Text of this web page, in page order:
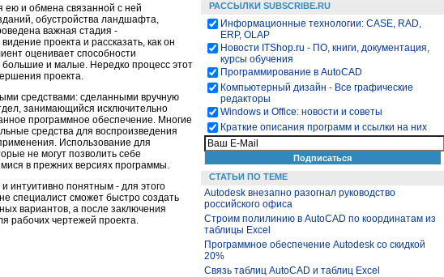
ею и обмена связанной с ней
обустройства ландшафта,
важная стадия -
проекта и рассказать, как он
оценивает способности
и малые. Нередко процесс этот
проекта.
средствами: сделанными вручную
занимающийся исключительно
программное обеспечение. Многие
средства для воспроизведения
Использование для
не могут позволить себе
в прежних версиях программы.
интуитивно понятным - для этого
специалист сможет быстро создать
вариантов, а после заключения
рабочих чертежей проекта.
РАССЫЛКИ SUBSCRIBE.RU
Информационные технологии: CASE, RAD,
ERP, OLAP
Новости ITShop.ru - ПО, книги, документация,
курсы обучения
Программирование в AutoCAD
Компьютерный дизайн - Все графические
редакторы
Windows и Office: новости и советы
Краткие описания программ и ссылки на них
СТАТЬИ ПО ТЕМЕ
Autodesk внезапно разогнал руководство
российского офиса
Строим полилинию в AutoCAD по координатам из
таблицы Excel
Программное обеспечение Autodesk со скидкой
20%
Связь таблиц AutoCAD и таблиц Excel